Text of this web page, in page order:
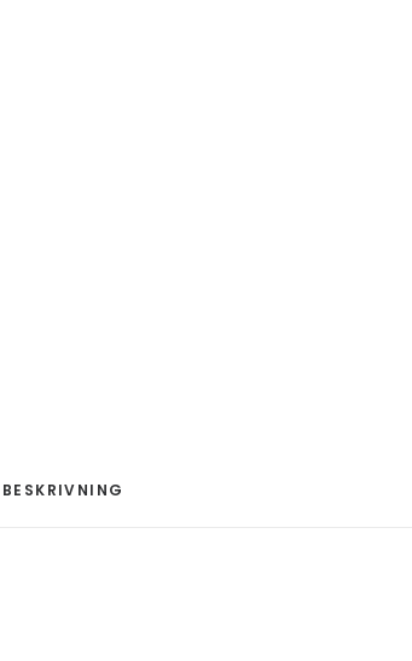
BESKRIVNING